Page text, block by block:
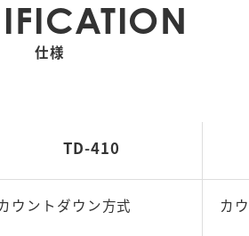
仕様
TD-410
ウントダウン方式 カ